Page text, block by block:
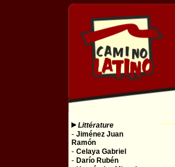
Littérature
- Jiménez Juan
Ramón
- Celaya Gabriel
- Darío Rubén